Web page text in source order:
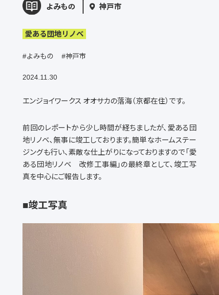
よみもの 神戸市
愛ある団地リノベ
#よみもの #神戸市
2024.11.30
エンジョイワークス オオサカの落海（京都在住）です。
前回のレポートから少し時間が経ちましたが、愛ある団
地リノベ、無事に竣工しております。簡単なホームステー
ジングも行い、素敵な仕上がりになっておりますので「愛
ある団地リノベ 改修工事編」の最終章として、竣工写
真を中心にご報告します。
■竣工写真